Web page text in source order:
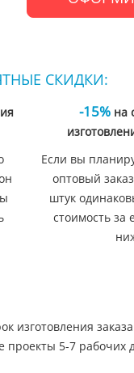
СКИДКИ:
-15%на
Если вы
оптовый
штук
стоимость за
изготовления
5-7 рабочих